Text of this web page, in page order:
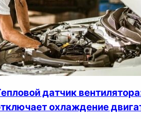
датчик
охлаждение